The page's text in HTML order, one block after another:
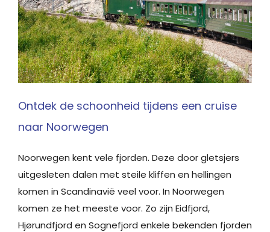
Ontdek de schoonheid tijdens een cruise
naar Noorwegen
Noorwegen kent vele fjorden. Deze door gletsjers
uitgesleten dalen met steile kliffen en hellingen
komen in Scandinavië veel voor. In Noorwegen
komen ze het meeste voor. Zo zijn Eidfjord,
Hjørundfjord en Sognefjord enkele bekenden fjorden